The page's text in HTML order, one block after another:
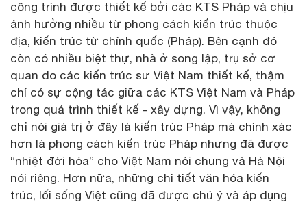
công trình được thiết kế bởi các KTS Pháp và chịu
ảnh hưởng nhiều từ phong cách kiến trúc thuộc
địa, kiến trúc từ chính quốc (Pháp). Bên cạnh đó
còn có nhiều biệt thự, nhà ở song lập, trụ sở cơ
quan do các kiến trúc sư Việt Nam thiết kế, thậm
chí có sự cộng tác giữa các KTS Việt Nam và Pháp
trong quá trình thiết kế - xây dựng. Vì vậy, không
chỉ nói giá trị ở đây là kiến trúc Pháp mà chính xác
hơn là phong cách kiến trúc Pháp nhưng đã được
“nhiệt đới hóa” cho Việt Nam nói chung và Hà Nội
nói riêng. Hơn nữa, những chi tiết văn hóa kiến
trúc, lối sống Việt cũng đã được chú ý và áp dụng